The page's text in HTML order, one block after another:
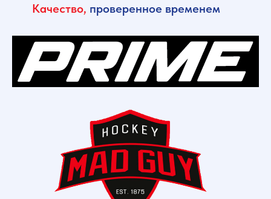
Качество, проверенное временем